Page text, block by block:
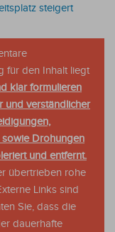
steigert
für den Inhalt liegt
klar formulieren
und verständlicher
Drohungen
und entfernt.
übertrieben rohe
Links sind
Sie, dass die
dauerhafte